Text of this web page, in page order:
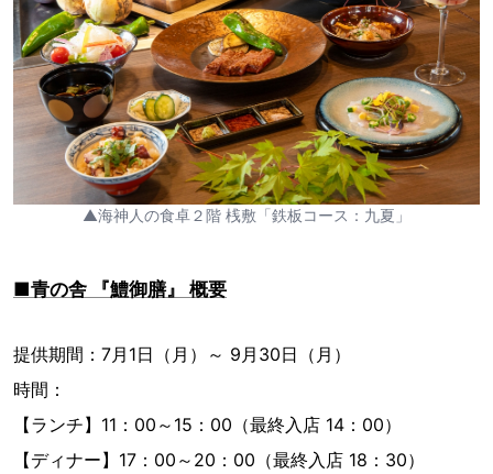
▲海神人の食卓２階 桟敷「鉄板コース：九夏」
■青の舎 『鱧御膳』 概要
提供期間：7月1日（月）～ 9月30日（月）
時間：
【ランチ】11：00～15：00（最終入店 14：00）
【ディナー】17：00～20：00（最終入店 18：30）